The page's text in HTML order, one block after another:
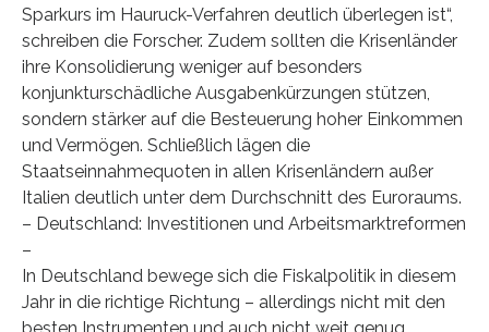
Sparkurs im Hauruck-Verfahren deutlich überlegen ist“,
schreiben die Forscher. Zudem sollten die Krisenländer
ihre Konsolidierung weniger auf besonders
konjunkturschädliche Ausgabenkürzungen stützen,
sondern stärker auf die Besteuerung hoher Einkommen
und Vermögen. Schließlich lägen die
Staatseinnahmequoten in allen Krisenländern außer
Italien deutlich unter dem Durchschnitt des Euroraums.
– Deutschland: Investitionen und Arbeitsmarktreformen
–
In Deutschland bewege sich die Fiskalpolitik in diesem
Jahr in die richtige Richtung – allerdings nicht mit den
besten Instrumenten und auch nicht weit genug,